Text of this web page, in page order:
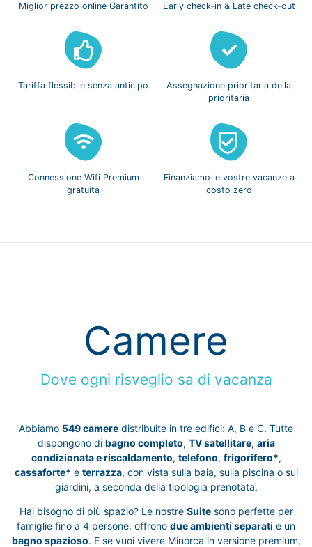
Miglior prezzo online Garantito Early check-in & Late check-out
Tariffa flessibile senza anticipo Assegnazione prioritaria della
prioritaria
Connessione Wifi Premium
gratuita
Finanziamo le vostre vacanze a
costo zero
Camere
Dove ogni risveglio sa di vacanza
Abbiamo 549 camere distribuite in tre edifici: A, B e C. Tutte
dispongono di bagno completo, TV satellitare, aria
condizionata e riscaldamento, telefono, frigorifero*,
cassaforte* e terrazza, con vista sulla baia, sulla piscina o sui
giardini, a seconda della tipologia prenotata.
Hai bisogno di più spazio? Le nostre Suitesono perfette per
famiglie fino a 4 persone: offrono due ambienti separati e un
bagno spazioso. E se vuoi vivere Minorca in versione premium,